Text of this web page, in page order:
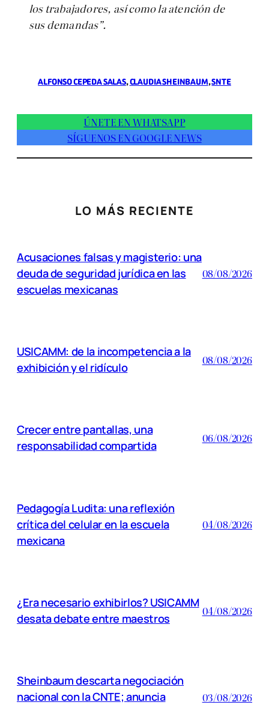
los trabajadores, así como la atención de
sus demandas”.
ALFONSO CEPEDA SALAS, CLAUDIA SHEINBAUM, SNTE
ÚNETE EN WHATSAPP
SÍGUENOS EN GOOGLE NEWS
LO MÁS RECIENTE
Acusaciones falsas y magisterio: una
deuda de seguridad jurídica en las
escuelas mexicanas
08/08/2026
USICAMM: de la incompetencia a la
exhibición y el ridículo
08/08/2026
Crecer entre pantallas, una
responsabilidad compartida
06/08/2026
Pedagogía Ludita: una reflexión
crítica del celular en la escuela
mexicana
04/08/2026
¿Era necesario exhibirlos? USICAMM
desata debate entre maestros
04/08/2026
Sheinbaum descarta negociación
nacional con la CNTE; anuncia
03/08/2026